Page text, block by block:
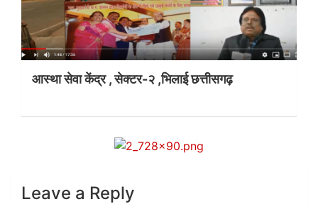
आस्था सेवा केंद्र , सेक्टर-२ ,भिलाई छत्तीसगढ़
Leave a Reply